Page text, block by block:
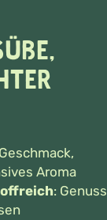
Aroma
: Genuss